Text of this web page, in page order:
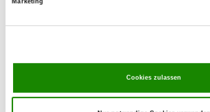
Cookies zulassen
Wednesday
Exercise times in winter:
nach Vereinb.